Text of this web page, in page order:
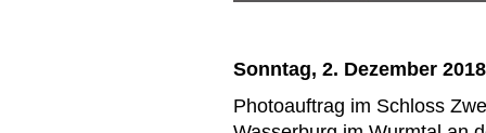
Sonntag, 2. Dezember 2018
Photoauftrag im Schloss